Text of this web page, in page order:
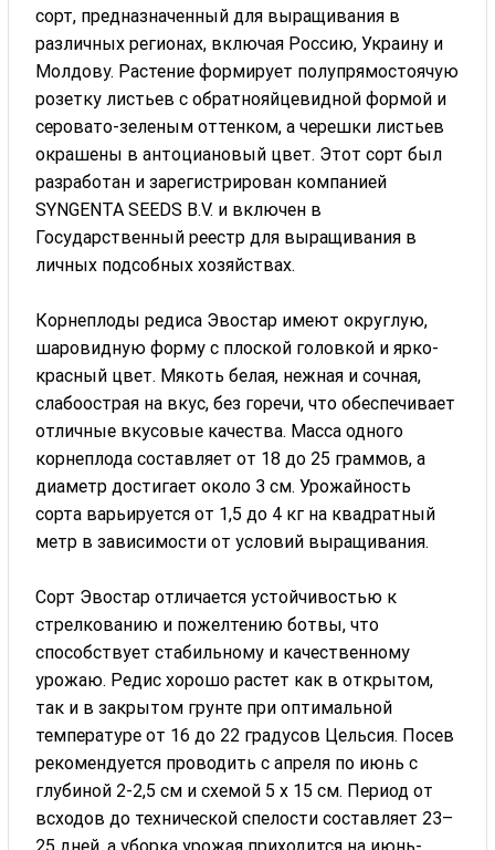
сорт, предназначенный для выращивания в
различных регионах, включая Россию, Украину и
Молдову. Растение формирует полупрямостоячую
розетку листьев с обратнояйцевидной формой и
серовато-зеленым оттенком, а черешки листьев
окрашены в антоциановый цвет. Этот сорт был
разработан и зарегистрирован компанией
SYNGENTA SEEDS B.V. и включен в
Государственный реестр для выращивания в
личных подсобных хозяйствах.
Корнеплоды редиса Эвостар имеют округлую,
шаровидную форму с плоской головкой и ярко-
красный цвет. Мякоть белая, нежная и сочная,
слабоострая на вкус, без горечи, что обеспечивает
отличные вкусовые качества. Масса одного
корнеплода составляет от 18 до 25 граммов, а
диаметр достигает около 3 см. Урожайность
сорта варьируется от 1,5 до 4 кг на квадратный
метр в зависимости от условий выращивания.
Сорт Эвостар отличается устойчивостью к
стрелкованию и пожелтению ботвы, что
способствует стабильному и качественному
урожаю. Редис хорошо растет как в открытом,
так и в закрытом грунте при оптимальной
температуре от 16 до 22 градусов Цельсия. Посев
рекомендуется проводить с апреля по июнь с
глубиной 2-2,5 см и схемой 5 х 15 см. Период от
всходов до технической спелости составляет 23–